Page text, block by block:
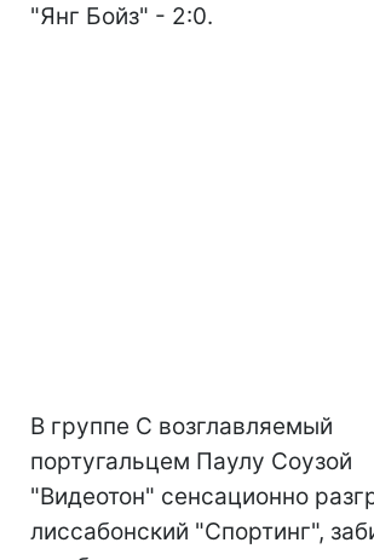
"Янг Бойз" - 2:0.
В группе C возглавляемый
португальцем Паулу Соузой
"Видеотон" сенсационно
лиссабонский "Спортинг",